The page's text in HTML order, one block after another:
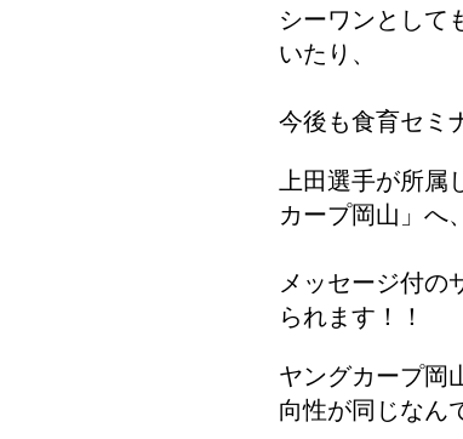
シーワンとして
いたり、
今後も食育セミ
上田選手が所属
カープ岡山」へ、
メッセージ付の
られます！！
ヤングカープ岡
向性が同じなん